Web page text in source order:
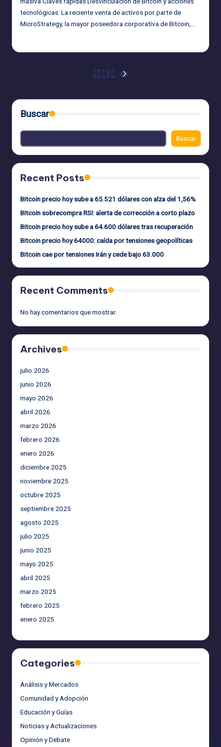
tecnológicas: La reciente venta de activos por parte de
MicroStrategy, la mayor poseedora corporativa de Bitcoin,…
Navegación
de
entradas
1 2 3 … 5
SIGUIENTE
Buscar
Buscar
Recent Posts
Bitcoin precio hoy sube a 65.521 dólares con alza del 1,56%
Bitcoin sobrecompra RSI: alerta de corrección a corto plazo
Bitcoin precio hoy sube a 64.600 dólares tras recuperación
Bitcoin precio hoy 64000: caída por tensiones geopolíticas
Bitcoin cae por tensiones Irán y cede bajo 63.000
Recent Comments
No hay comentarios que mostrar.
Archives
julio 2026
junio 2026
mayo 2026
abril 2026
marzo 2026
febrero 2026
enero 2026
diciembre 2025
noviembre 2025
octubre 2025
septiembre 2025
agosto 2025
julio 2025
junio 2025
mayo 2025
abril 2025
marzo 2025
febrero 2025
enero 2025
Categories
Análisis y Mercados
Comunidad y Adopción
Educación y Guías
Noticias y Actualizaciones
Opinión y Debate